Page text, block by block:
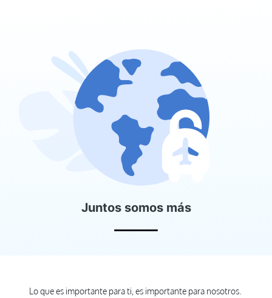
Juntos somos más
Lo que es importante para ti, es importante para nosotros.